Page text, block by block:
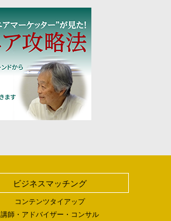
ビジネスマッチング
コンテンツタイアップ
講師・アドバイザー・コンサル